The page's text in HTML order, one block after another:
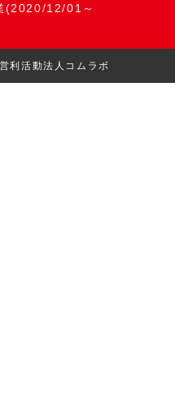
(2020/12/01～
活動法人コムラボ